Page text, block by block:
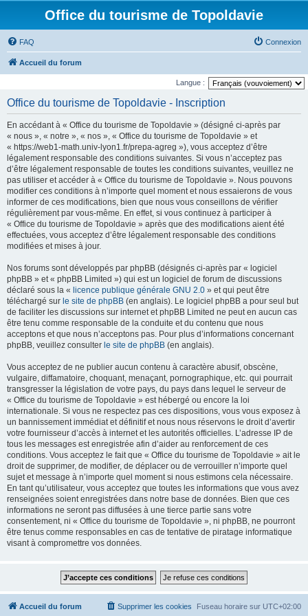
Office du tourisme de Topoldavie
FAQ Connexion
Accueil du forum
Langue :
Office du tourisme de Topoldavie - Inscription
En accédant à « Office du tourisme de Topoldavie » (désigné ci-après par
« nous », « notre », « nos », « Office du tourisme de Topoldavie » et
« https://web1-math.univ-lyon1.fr/prepa-agreg »), vous acceptez d’être
légalement responsable des conditions suivantes. Si vous n’acceptez pas
d’être légalement responsable de toutes les conditions suivantes, veuillez ne
pas utiliser et accéder à « Office du tourisme de Topoldavie ». Nous pouvons
modifier ces conditions à n’importe quel moment et nous essaierons de vous
informer de ces modifications, bien que nous vous conseillons de vérifier
régulièrement par vous-même. En effet, si vous continuez à participer à
« Office du tourisme de Topoldavie » après que des modifications aient été
effectuées, vous acceptez d’être légalement responsable des conditions
modifiées et mises à jour.
Nos forums sont développés par phpBB (désignés ci-après par « logiciel
phpBB » et « phpBB Limited ») qui est un logiciel de forum de discussions
déclaré sous la « licence publique générale GNU 2.0 » et qui peut être
téléchargé sur le site de phpBB (en anglais). Le logiciel phpBB a pour seul but
de faciliter les discussions sur internet et phpBB Limited ne peut en aucun cas
être tenu comme responsable de la conduite et du contenu que nous
acceptons et que nous n’acceptons pas. Pour plus d’informations concernant
phpBB, veuillez consulter le site de phpBB (en anglais).
Vous acceptez de ne publier aucun contenu à caractère abusif, obscène,
vulgaire, diffamatoire, choquant, menaçant, pornographique, etc. qui pourrait
transgresser la législation de votre pays, du pays dans lequel le serveur de
« Office du tourisme de Topoldavie » est hébergé ou encore la loi
internationale. Si vous ne respectez pas ces dispositions, vous vous exposez à
un bannissement immédiat et définitif et nous nous réservons le droit d’avertir
votre fournisseur d’accès à internet et les autorités officielles. L’adresse IP de
tous les messages est enregistrée afin d’aider au renforcement de ces
conditions. Vous acceptez le fait que « Office du tourisme de Topoldavie » ait le
droit de supprimer, de modifier, de déplacer ou de verrouiller n’importe quel
sujet et message à n’importe quel moment si nous estimons cela nécessaire.
En tant qu’utilisateur, vous acceptez que toutes les informations que vous avez
renseignées soient enregistrées dans notre base de données. Bien que ces
informations ne seront pas diffusées à une tierce partie sans votre
consentement, ni « Office du tourisme de Topoldavie », ni phpBB, ne pourront
être tenus comme responsables en cas de tentative de piratage informatique
visant à compromettre vos données.
Accueil du forum Fuseau horaire sur UTC+02:00
Supprimer les cookies